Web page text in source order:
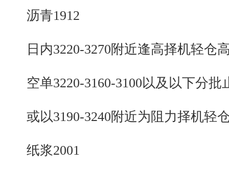
沥青1912
日内3220-3270附近逢高择机轻仓
空单3220-3160-3100以及以下分批
或以3190-3240附近为阻力择机轻
纸浆2001